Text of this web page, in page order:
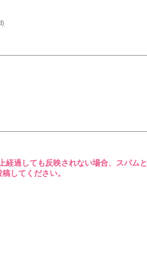
過しても反映されない場合、スパム
してください。